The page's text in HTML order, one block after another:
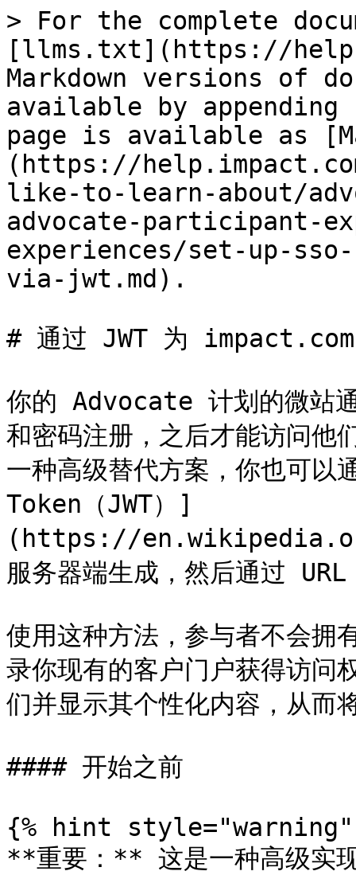
> For the complete
[llms.txt](https://
Markdown versions of
available by
page is available as
(https://
like-to-learn-about/
advocate-participant-
experiences/set-up-
via-jwt.md).
# 通过 JWT 为 impact.com
你的 Advocate 计划的微站
和密码注册，之后才能访问他
一种高级替代方案，你也可以
Token（JWT）]
(https://
服务器端生成，然后通过
使用这种方法，参与者不会拥
录你现有的客户门户获得访问
们并显示其个性化内容，从而
#### 开始之前
{% hint style="warning"
**重要：** 这是一种高级实